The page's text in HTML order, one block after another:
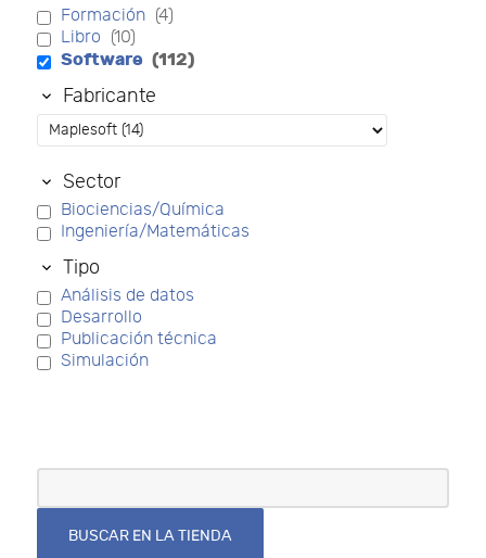
Formación (4)
Libro (10)
Software (112)
Fabricante
Sector
Biociencias/Química
Ingeniería/Matemáticas
Tipo
Análisis de datos
Desarrollo
Publicación técnica
Simulación